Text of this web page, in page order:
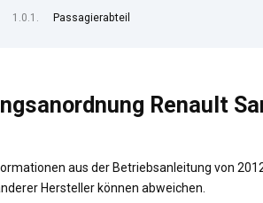
Passagierabteil
Renault
aus der Betriebsanleitung von
Hersteller können abweichen.